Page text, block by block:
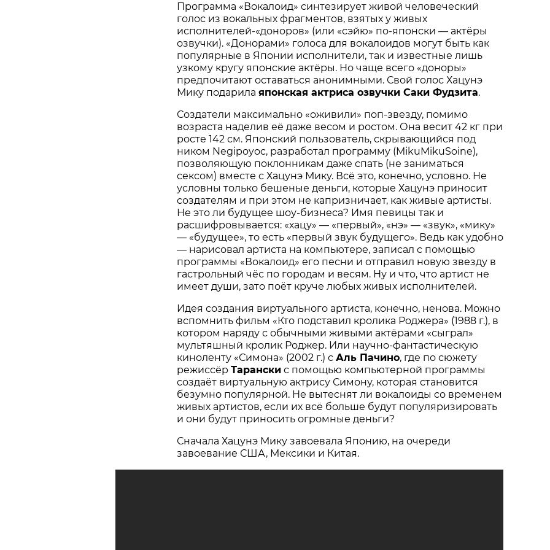
Программа «Вокалоид» синтезирует живой человеческий
голос из вокальных фрагментов, взятых у живых
исполнителей-«доноров» (или «сэйю» по-японски — актёры
озвучки). «Донорами» голоса для вокалоидов могут быть как
популярные в Японии исполнители, так и известные лишь
узкому кругу японские актёры. Но чаще всего «доноры»
предпочитают оставаться анонимными. Свой голос Хацунэ
Мику подарила японская актриса озвучки Саки Фудзита.
Создатели максимально «оживили» поп-звезду, помимо
возраста наделив её даже весом и ростом. Она весит 42 кг при
росте 142 см. Японский пользователь, скрывающийся под
ником Negipoyoc, разработал программу (MikuMikuSoine),
позволяющую поклонникам даже спать (не заниматься
сексом) вместе с Хацунэ Мику. Всё это, конечно, условно. Не
условны только бешеные деньги, которые Хацунэ приносит
создателям и при этом не капризничает, как живые артисты.
Не это ли будущее шоу-бизнеса? Имя певицы так и
расшифровывается: «хацу» — «первый», «нэ» — «звук», «мику»
— «будущее», то есть «первый звук будущего». Ведь как удобно
— нарисовал артиста на компьютере, записал с помощью
программы «Вокалоид» его песни и отправил новую звезду в
гастрольный чёс по городам и весям. Ну и что, что артист не
имеет души, зато поёт круче любых живых исполнителей.
Идея создания виртуального артиста, конечно, ненова. Можно
вспомнить фильм «Кто подставил кролика Роджера» (1988 г.), в
котором наряду с обычными живыми актёрами «сыграл»
мультяшный кролик Роджер. Или научно-фантастическую
киноленту «Симона» (2002 г.) с Аль Пачино, где по сюжету
режиссёр Тарански с помощью компьютерной программы
создаёт виртуальную актрису Симону, которая становится
безумно популярной. Не вытеснят ли вокалоиды со временем
живых артистов, если их всё больше будут популяризировать
и они будут приносить огромные деньги?
Сначала Хацунэ Мику завоевала Японию, на очереди
завоевание США, Мексики и Китая.